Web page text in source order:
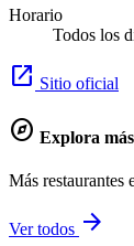
Horario
Todos los
open_in_new Sitio oficial
explore Explora más
Más restaurantes
Ver todos arrow_forward